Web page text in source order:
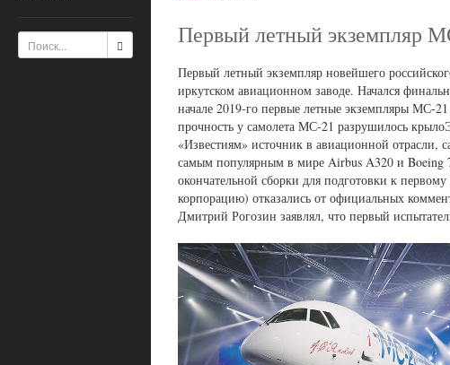
Первый летный экземпляр
Первый летный экземпляр новейшего
иркутском авиационном заводе. Начался
начале 2019-го первые летные экземпляры МС-
прочность у самолета МС-21 разрушилось
«Известиям» источник в авиационной отрасли,
самым популярным в мире Airbus A320 и Boeing
окончательной сборки для подготовки к
корпорацию) отказались от официальных
Дмитрий Рогозин заявлял, что первый